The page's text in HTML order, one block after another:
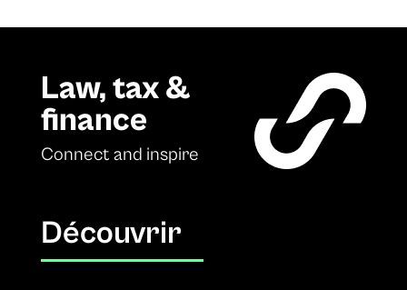
Law, tax &
finance
Connect and inspire
Découvrir